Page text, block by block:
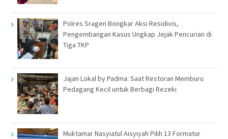
Polres Sragen Bongkar Aksi Residivis,
Pengembangan Kasus Ungkap Jejak Pencurian di
Tiga TKP
Jajan Lokal by Padma: Saat Restoran Memburu
Pedagang Kecil untuk Berbagi Rezeki
Muktamar Nasyiatul Aisyiyah Pilih 13 Formatur